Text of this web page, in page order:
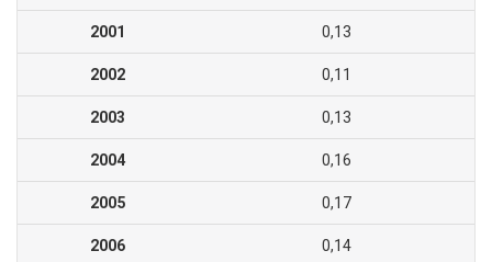
2001 0,13
2002 0,11
2003 0,13
2004 0,16
2005 0,17
2006 0,14